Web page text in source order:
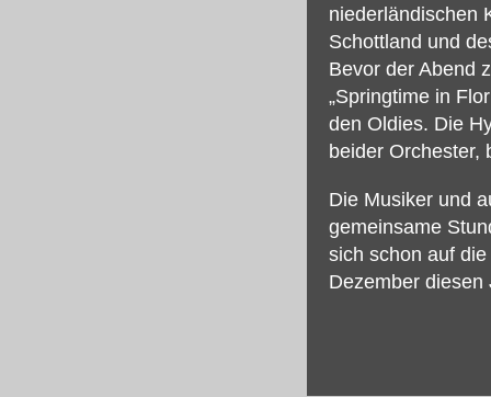
niederländischen
Schottland und
Bevor der Abend
„Springtime in
den Oldies. Die
beider Orchester,
Die Musiker und
gemeinsame
sich schon auf
Dezember diesen